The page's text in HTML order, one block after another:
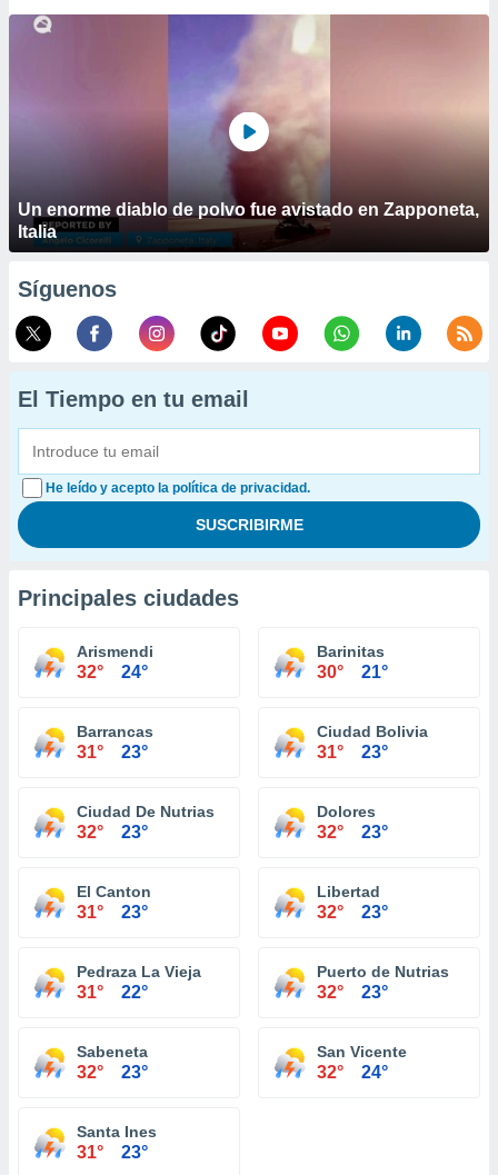
Un enorme diablo de polvo fue avistado en Zapponeta,
Italia
Síguenos
El Tiempo en tu email
He leído y acepto la política de privacidad.
Principales ciudades
Arismendi
32° 24°
Barinitas
30° 21°
Barrancas
31° 23°
Ciudad Bolivia
31° 23°
Ciudad De Nutrias
32° 23°
Dolores
32° 23°
El Canton
31° 23°
Libertad
32° 23°
Pedraza La Vieja
31° 22°
Puerto de Nutrias
32° 23°
Sabeneta
32° 23°
San Vicente
32° 24°
Santa Ines
31° 23°